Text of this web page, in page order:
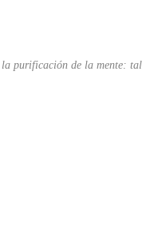
purificación de la mente: tal